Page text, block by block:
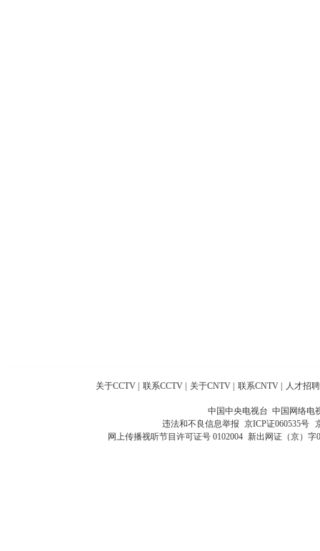
关于CCTV 联系CCTV 关于CNTV 联系CNTV 人才招聘
中国中央电视台 中国网络电
违法和不良信息举报 京ICP证060535号
网上传播视听节目许可证号 0102004 新出网证（京）